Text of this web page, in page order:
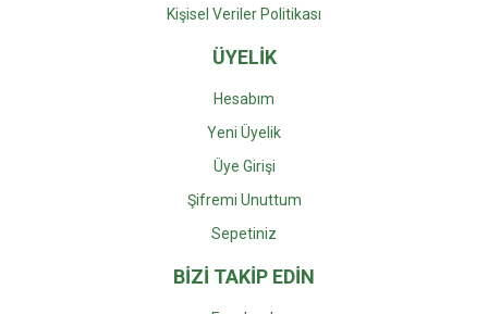
Kişisel Veriler Politikası
ÜYELİK
Hesabım
Yeni Üyelik
Üye Girişi
Şifremi Unuttum
Sepetiniz
BİZİ TAKİP EDİN